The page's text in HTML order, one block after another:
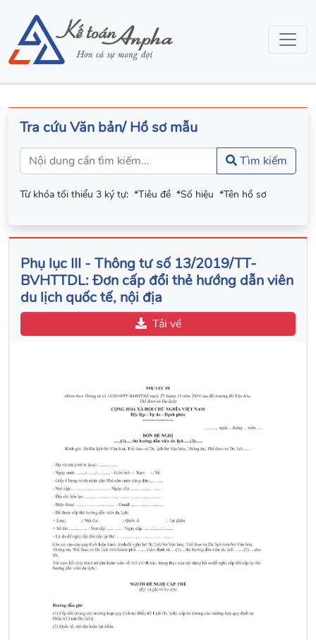
Tra cứu Văn bản/ Hồ sơ mẫu
Tìm kiếm
Từ khóa tối thiểu 3 ký tự: *Tiêu đề *Số hiệu *Tên hồ sơ
Phụ lục III - Thông tư số 13/2019/TT-
BVHTTDL: Đơn cấp đổi thẻ hướng dẫn viên
du lịch quốc tế, nội địa
Tải về